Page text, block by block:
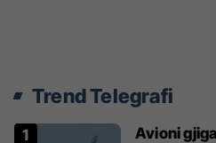
Trend Telegrafi
Avioni